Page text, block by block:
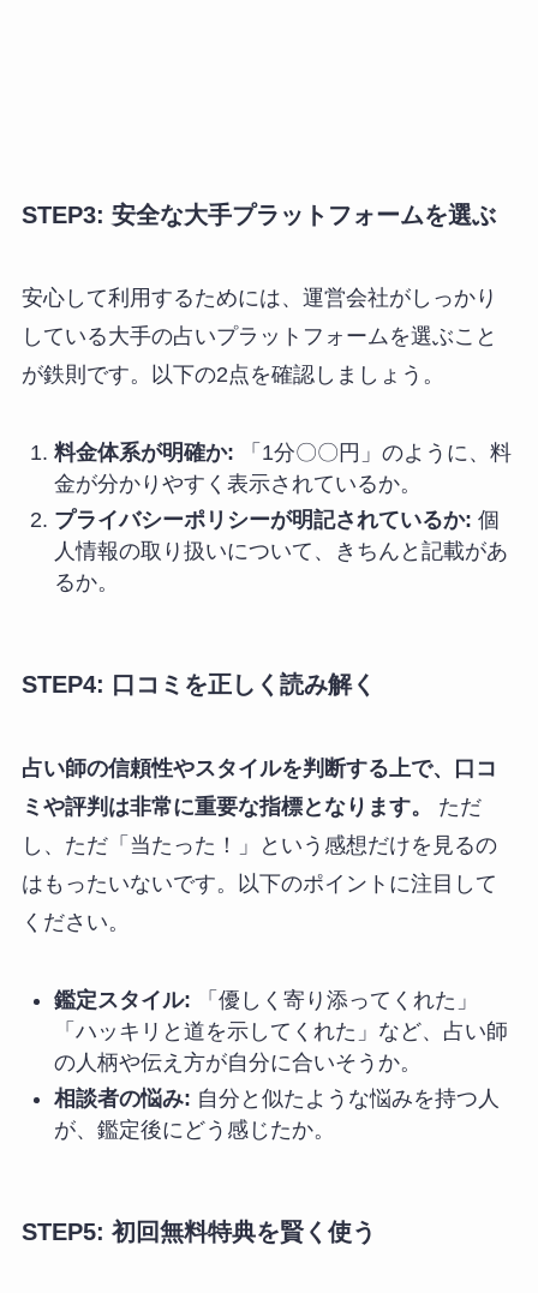
STEP3: 安全な大手プラットフォームを選ぶ
安心して利用するためには、運営会社がしっかり
している大手の占いプラットフォームを選ぶこと
が鉄則です。以下の2点を確認しましょう。
料金体系が明確か: 「1分〇〇円」のように、料
金が分かりやすく表示されているか。
プライバシーポリシーが明記されているか: 個
人情報の取り扱いについて、きちんと記載があ
るか。
STEP4: 口コミを正しく読み解く
占い師の信頼性やスタイルを判断する上で、口コ
ミや評判は非常に重要な指標となります。
ただ
し、ただ「当たった！」という感想だけを見るの
はもったいないです。以下のポイントに注目して
ください。
鑑定スタイル: 「優しく寄り添ってくれた」
「ハッキリと道を示してくれた」など、占い師
の人柄や伝え方が自分に合いそうか。
相談者の悩み: 自分と似たような悩みを持つ人
が、鑑定後にどう感じたか。
STEP5: 初回無料特典を賢く使う